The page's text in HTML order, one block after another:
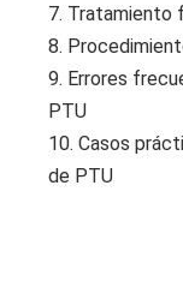
7. Tratamiento
8.
9. Errores
PTU
10. Casos
de PTU